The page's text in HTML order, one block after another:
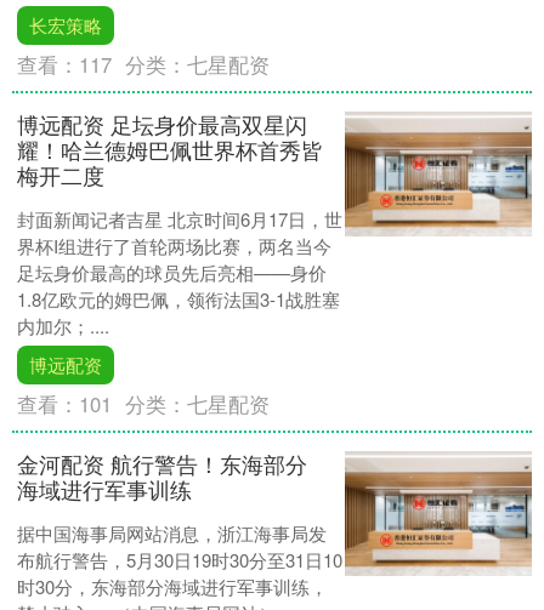
长宏策略
查看： 117 分类：七星配资
博远配资 足坛身价最高双星闪
耀！哈兰德姆巴佩世界杯首秀皆
梅开二度
封面新闻记者吉星 北京时间6月17日，世
界杯I组进行了首轮两场比赛，两名当今
足坛身价最高的球员先后亮相——身价
1.8亿欧元的姆巴佩，领衔法国3-1战胜塞
内加尔；....
博远配资
查看： 101 分类：七星配资
金河配资 航行警告！东海部分
海域进行军事训练
据中国海事局网站消息，浙江海事局发
布航行警告，5月30日19时30分至31日10
时30分，东海部分海域进行军事训练，